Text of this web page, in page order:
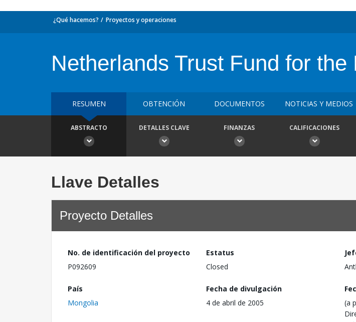
¿Qué hacemos? Proyectos y operaciones
Netherlands Trust Fund for
RESUMEN OBTENCIÓN DOCUMENTOS NOTICIAS Y MEDIOS
ABSTRACTO DETALLES CLAVE FINANZAS CALIFICACIONES
Llave Detalles
Proyecto Detalles
No. de identificación del proyecto
P092609
Estatus
Closed
País
Mongolia
Fecha de divulgación
4 de abril de 2005
(a